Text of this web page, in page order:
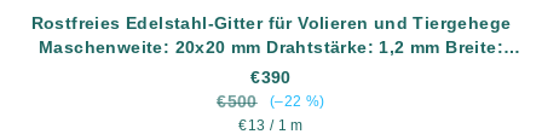
Rostfreies Edelstahl-Gitter für Volieren und Tiergehege
Maschenweite: 20x20 mm Drahtstärke: 1,2 mm Breite:
1000 mm Material: AISI304 (rostfreier Edelstahl) Länge:
30 Meter
€390
€500
(–22 %)
Verkaufspreis:
€13 / 1 m